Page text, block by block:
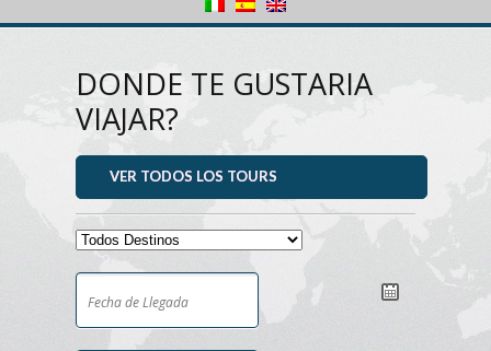
DONDE TE GUSTARIA
VIAJAR?
VER TODOS LOS TOURS